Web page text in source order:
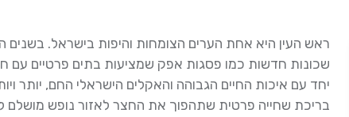
ראש העין היא אחת הערים הצומחות והיפות בישראל.
שכונות חדשות כמו פסגות אפק שמציעות בתים פרטיים עם
יחד עם איכות החיים הגבוהה והאקלים הישראלי החם, יותר
בריכת שחייה פרטית שתהפוך את החצר לאזור נופש מושלם